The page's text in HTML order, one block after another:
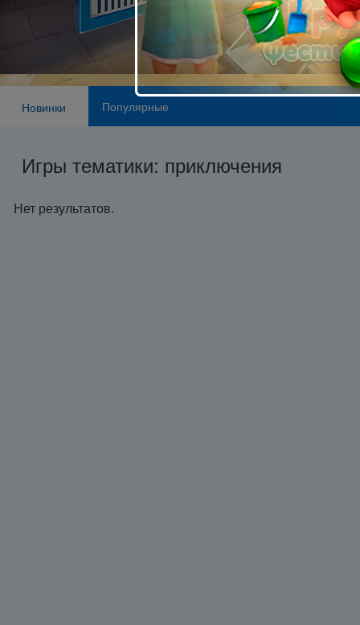
Новинки Популярные
Игры тематики: приключения
Нет результатов.